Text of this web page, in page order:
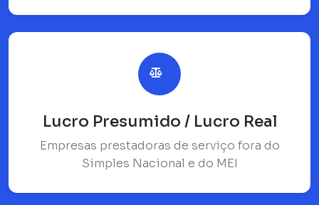
Lucro Presumido / Lucro Real
Empresas prestadoras de serviço fora do
Simples Nacional e do MEI